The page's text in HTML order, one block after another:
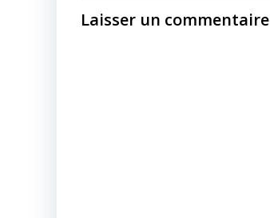
Laisser un commentaire